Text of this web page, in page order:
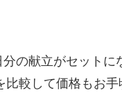
分の献立がセットに
比較して価格もお手